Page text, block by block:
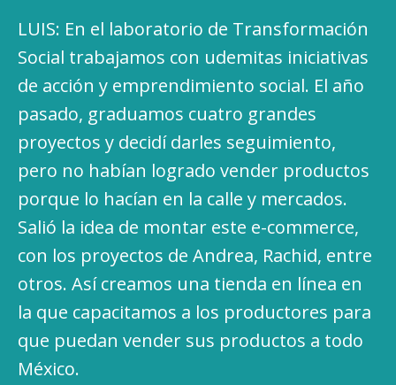
LUIS: En el laboratorio de Transformación
Social trabajamos con udemitas iniciativas
de acción y emprendimiento social. El año
pasado, graduamos cuatro grandes
proyectos y decidí darles seguimiento,
pero no habían logrado vender productos
porque lo hacían en la calle y mercados.
Salió la idea de montar este e-commerce,
con los proyectos de Andrea, Rachid, entre
otros. Así creamos una tienda en línea en
la que capacitamos a los productores para
que puedan vender sus productos a todo
México.